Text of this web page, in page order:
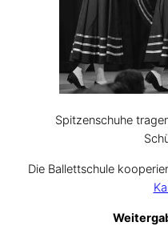
Spitzenschuhe
Die Ballettschule